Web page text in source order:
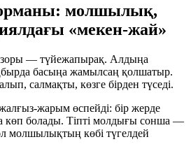
молшылық,
«мекен-жай»
— түйежапырақ. Алдыңа
басыңа жамылсаң қолшатыр.
салмақты, көзге бірден түседі.
жарым өспейді: бір жерде
көп болады. Тіпті молдығы сонша —
молшылықтың көбі түгелдей